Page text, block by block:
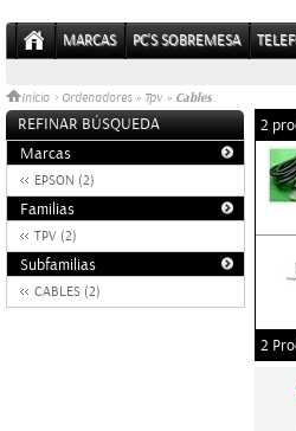
MARCAS PC'S SOBREMESA
Inicio > Ordenadores » Tpv » Cables
REFINAR BÚSQUEDA
Marcas
EPSON (2)
Familias
TPV (2)
Subfamilias
CABLES (2)
2
2